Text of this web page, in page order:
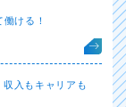
ける！
入もキャリアも